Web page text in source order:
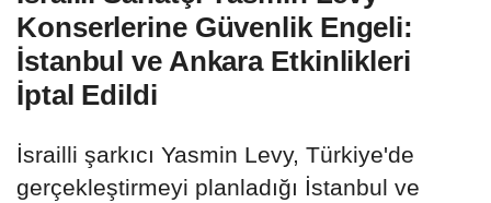
Konserlerine Güvenlik Engeli:
İstanbul ve Ankara Etkinlikleri
İptal Edildi
İsrailli şarkıcı Yasmin Levy, Türkiye'de
gerçekleştirmeyi planladığı İstanbul ve